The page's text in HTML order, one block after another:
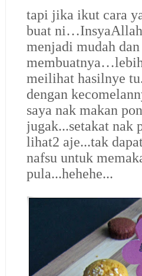
tapi jika ikut cara
buat
menjadi mudah
meilihat hasilnye
dengan
saya nak makan
jugak...setakat nak
lihat2 aje...tak
nafsu untuk
pula...hehehe...